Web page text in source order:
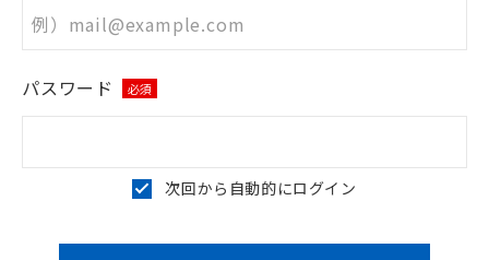
パスワード 必須
次回から自動的にログイン